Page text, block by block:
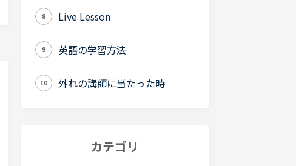
8 Live Lesson
9 英語の学習方法
10 外れの講師に当たった時
カテゴリ